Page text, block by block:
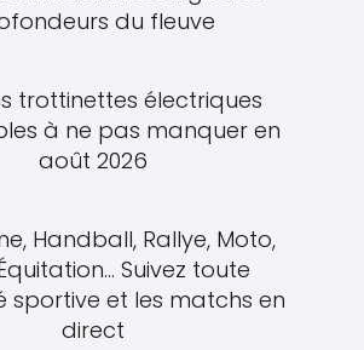
du fleuve
trottinettes électriques
à ne pas manquer en
août 2026
Handball, Rallye, Moto,
Suivez toute
sportive et les matchs en
direct